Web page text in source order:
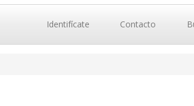
Identifícate Contacto